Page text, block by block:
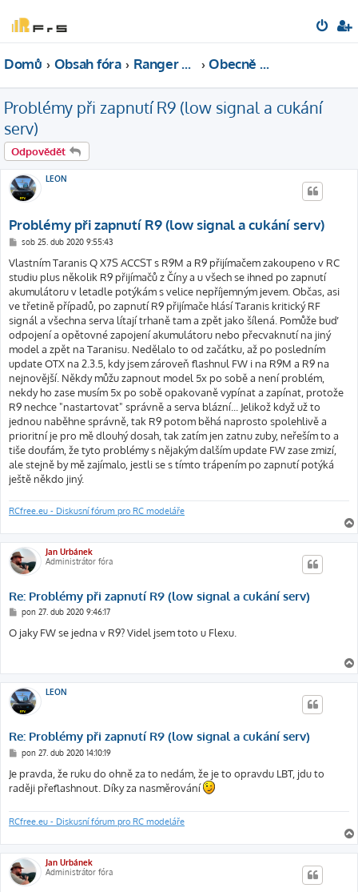
Domů Obsah fóra Ranger 9 - 868Hz Obecně o R9
Problémy při zapnutí R9 (low signal a cukání
serv)
Odpovědět
LEON
Problémy při zapnutí R9 (low signal a cukání serv)
P
í
s
p
ě
v
e
k
sob 25. dub 2020 9:55:43
Vlastním Taranis Q X7S ACCST s R9M a R9 přijímačem zakoupeno v RC
studiu plus několik R9 přijímačů z Číny a u všech se ihned po zapnutí
akumulátoru v letadle potýkám s velice nepříjemným jevem. Občas, asi
ve třetině případů, po zapnutí R9 přijímače hlásí Taranis kritický RF
signál a všechna serva lítají trhaně tam a zpět jako šílená. Pomůže buď
odpojení a opětovné zapojení akumulátoru nebo přecvaknutí na jiný
model a zpět na Taranisu. Nedělalo to od začátku, až po posledním
update OTX na 2.3.5, kdy jsem zároveň flashnul FW i na R9M a R9 na
nejnovější. Někdy můžu zapnout model 5x po sobě a není problém,
nekdy ho zase musím 5x po sobě opakovaně vypínat a zapínat, protože
R9 nechce "nastartovat" správně a serva blázní... Jelikož když už to
jednou naběhne správně, tak R9 potom běhá naprosto spolehlivě a
prioritní je pro mě dlouhý dosah, tak zatím jen zatnu zuby, neřeším to a
tiše doufám, že tyto problémy s nějakým dalším update FW zase zmizí,
ale stejně by mě zajímalo, jestli se s tímto trápením po zapnutí potýká
ještě někdo jiný.
RCfree.eu - Diskusní fórum pro RC modeláře
Jan Urbánek
Administrátor fóra
Re: Problémy při zapnutí R9 (low signal a cukání serv)
P
s
k
pon 27. dub 2020 9:46:17
O jaky FW se jedna v R9? Videl jsem toto u Flexu.
LEON
Re: Problémy při zapnutí R9 (low signal a cukání serv)
P
s
p
v
e
k
pon 27. dub 2020 14:10:19
Je pravda, že ruku do ohně za to nedám, že je to opravdu LBT, jdu to
raději přeflashnout. Díky za nasměrování
RCfree.eu - Diskusní fórum pro RC modeláře
Jan Urbánek
Administrátor fóra